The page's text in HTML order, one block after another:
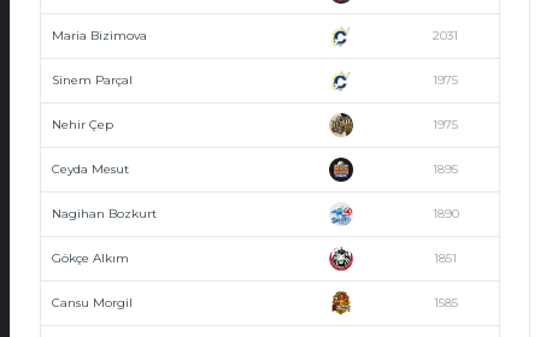
Maria Bizimova 2031
Sinem Parçal 1975
Nehir Çep 1975
Ceyda Mesut 1895
Nagihan Bozkurt 1890
Gökçe Alkım 1851
Cansu Morgil 1585